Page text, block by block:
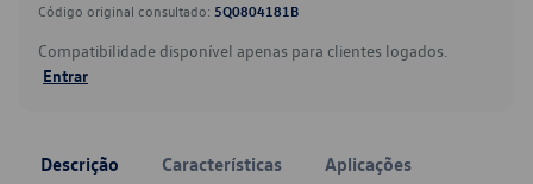
Código original consultado: 5Q0804181B
Compatibilidade disponível apenas para clientes logados.
Entrar
Descrição Características Aplicações